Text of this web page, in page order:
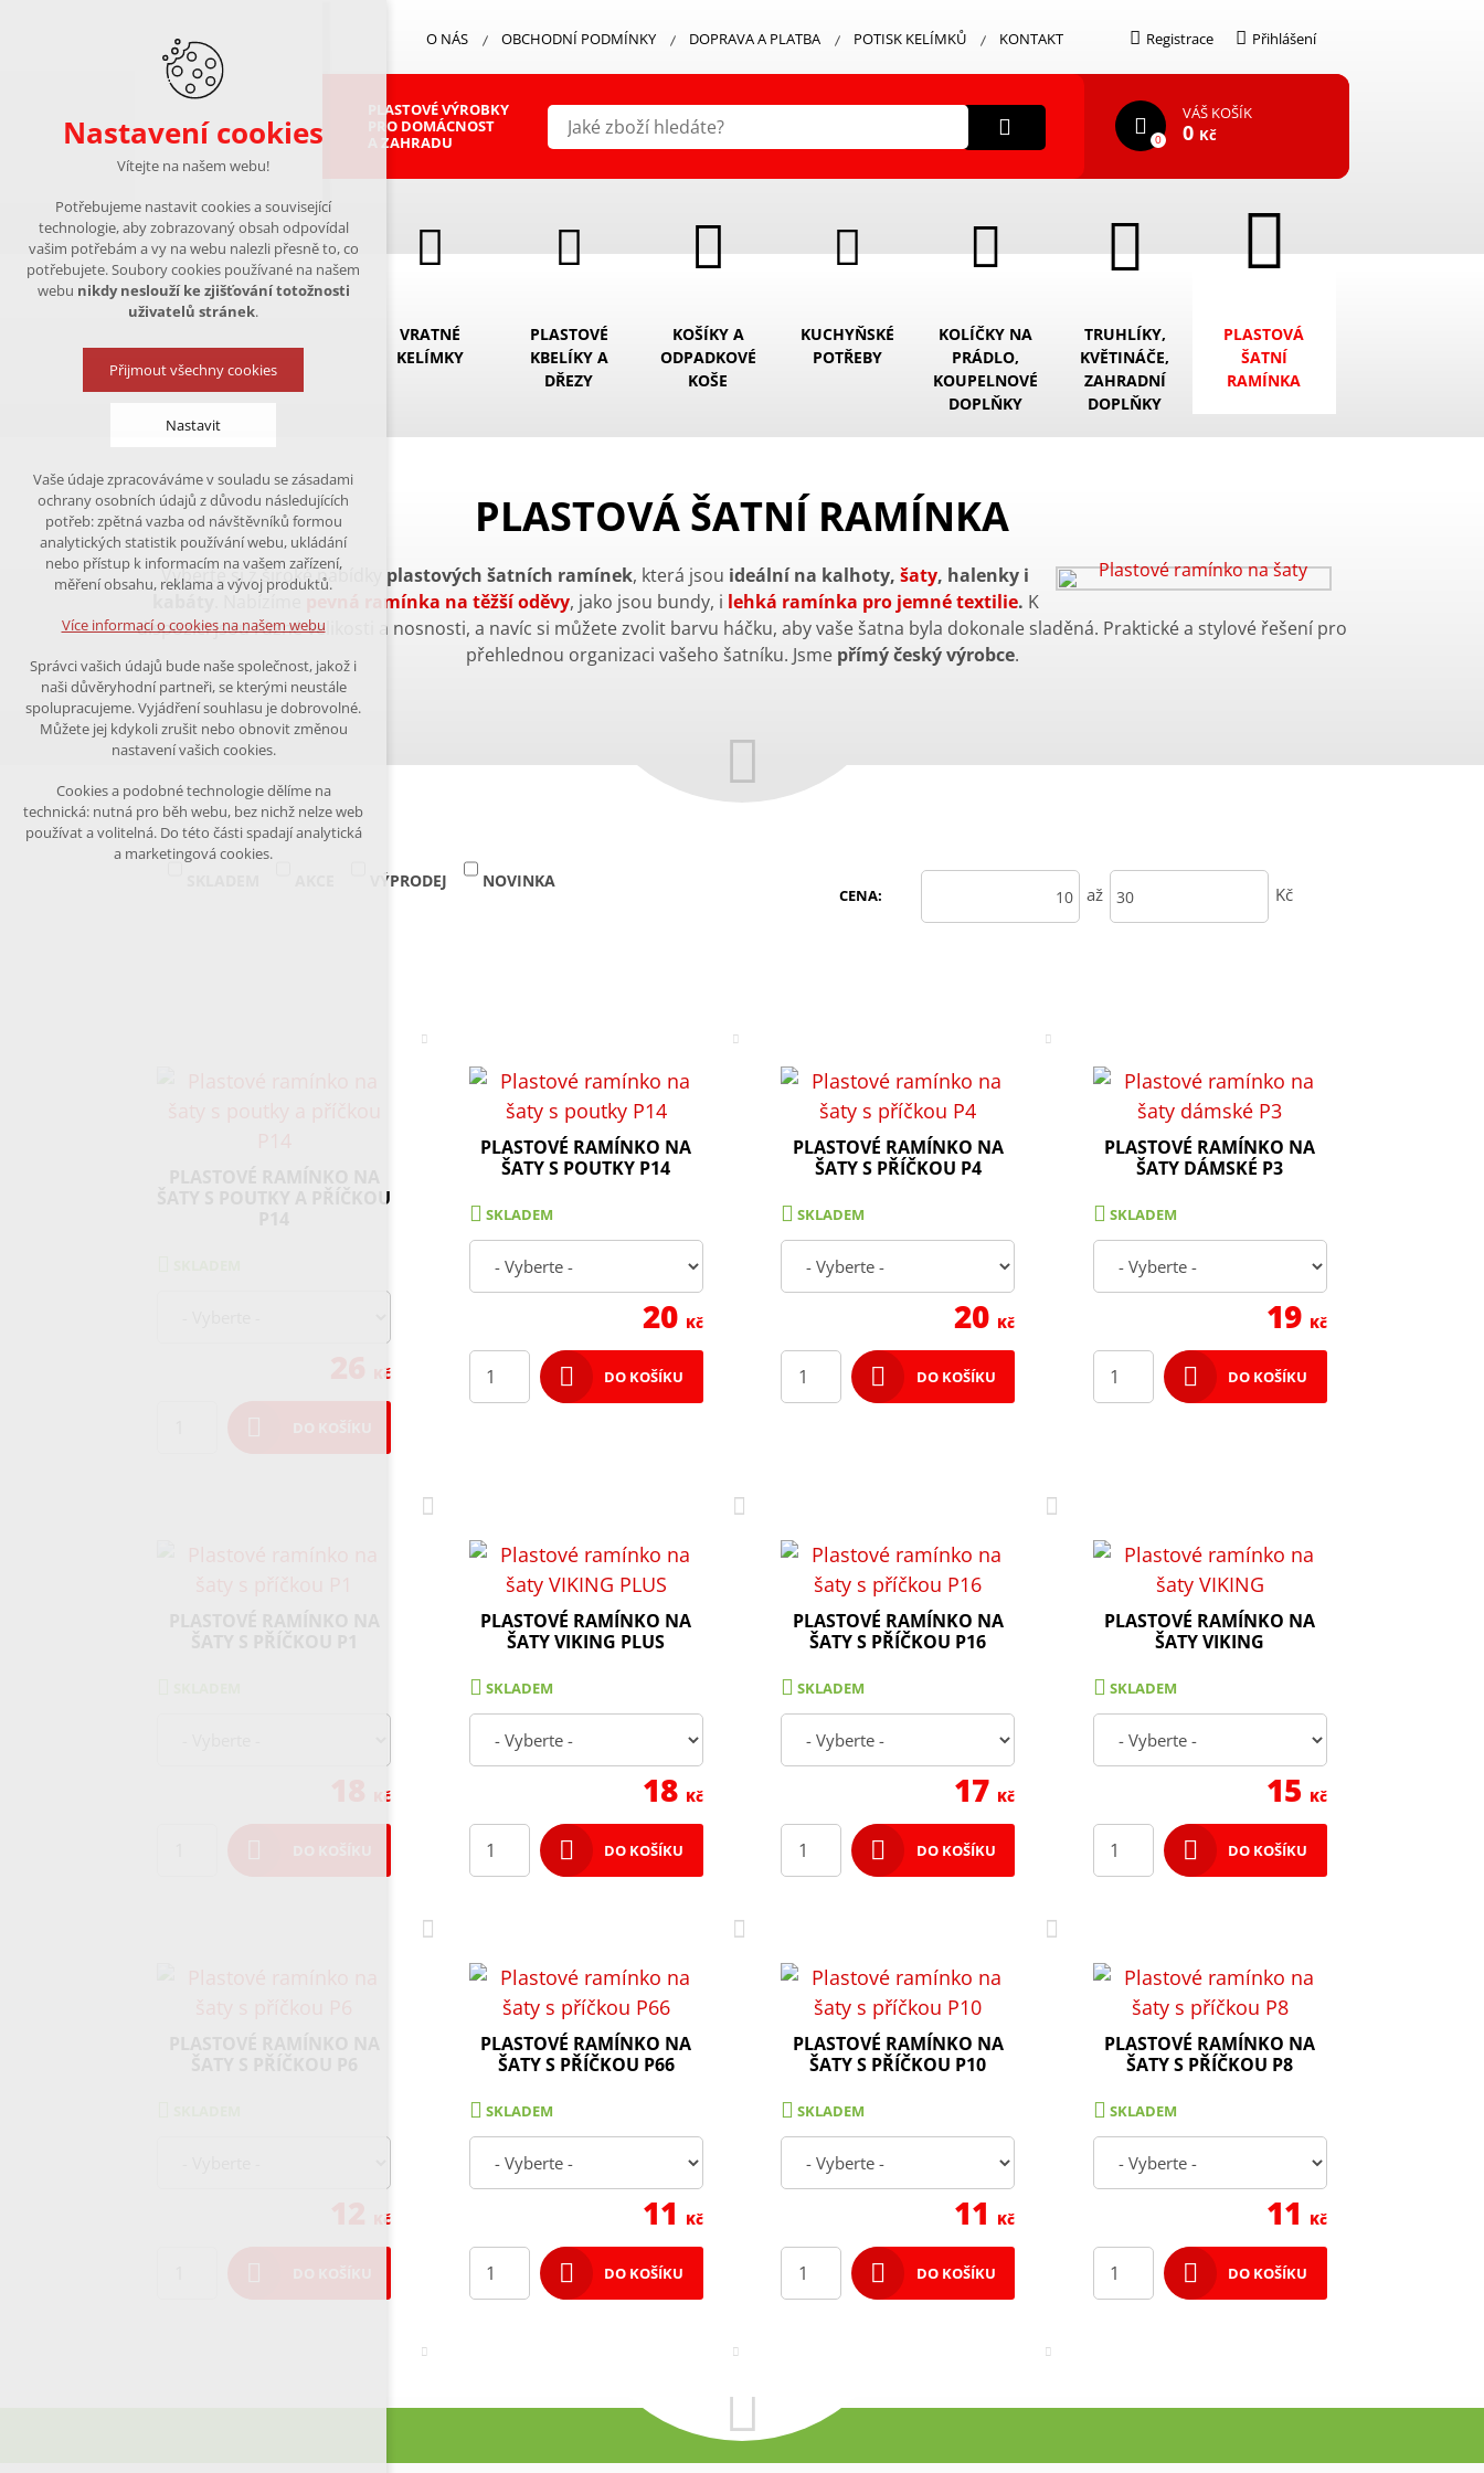
O NÁS OBCHODNÍ PODMÍNKY DOPRAVA A PLATBA POTISK KELÍMKŮ KONTAKT Registrace Přihlášení
PLASTOVÉ VÝROBKY
PRO DOMÁCNOST
A ZAHRADU
0
VÁŠ KOŠÍK
0 Kč
VRATNÉ
KELÍMKY
PLASTOVÉ
KBELÍKY A
DŘEZY
KOŠÍKY A
ODPADKOVÉ
KOŠE
KUCHYŇSKÉ
POTŘEBY
KOLÍČKY NA
PRÁDLO,
KOUPELNOVÉ
DOPLŇKY
TRUHLÍKY,
KVĚTINÁČE,
ZAHRADNÍ
DOPLŇKY
PLASTOVÁ
ŠATNÍ
RAMÍNKA
PLASTOVÁ ŠATNÍ RAMÍNKA
Vyberte si z široké nabídky plastových šatních ramínek, která jsou ideální na kalhoty, šaty, halenky i
pevná ramínka na těžší oděvy, jako jsou bundy, i lehká ramínka pro jemné textilie. K
dispozici jsou různé velikosti a nosnosti, a navíc si můžete zvolit barvu háčku, aby vaše šatna byla dokonale sladěná. Praktické a stylové řešení pro
přehlednou organizaci vašeho šatníku. Jsme přímý český výrobce.
VÝPRODEJ NOVINKA
CENA: až Kč
ŠATY S POUTKY A PŘÍČKOU
Kč
PLASTOVÉ RAMÍNKO NA
ŠATY S POUTKY P14
SKLADEM
20 Kč
DO KOŠÍKU
PLASTOVÉ RAMÍNKO NA
ŠATY S PŘÍČKOU P4
SKLADEM
20 Kč
DO KOŠÍKU
PLASTOVÉ RAMÍNKO NA
ŠATY DÁMSKÉ P3
SKLADEM
19 Kč
DO KOŠÍKU
Kč
PLASTOVÉ RAMÍNKO NA
ŠATY VIKING PLUS
SKLADEM
18 Kč
DO KOŠÍKU
PLASTOVÉ RAMÍNKO NA
ŠATY S PŘÍČKOU P16
SKLADEM
17 Kč
DO KOŠÍKU
PLASTOVÉ RAMÍNKO NA
ŠATY VIKING
SKLADEM
15 Kč
DO KOŠÍKU
Kč
PLASTOVÉ RAMÍNKO NA
ŠATY S PŘÍČKOU P66
SKLADEM
11 Kč
DO KOŠÍKU
PLASTOVÉ RAMÍNKO NA
ŠATY S PŘÍČKOU P10
SKLADEM
11 Kč
DO KOŠÍKU
PLASTOVÉ RAMÍNKO NA
ŠATY S PŘÍČKOU P8
SKLADEM
11 Kč
DO KOŠÍKU
Nastavení cookies
Vítejte na našem webu!
Potřebujeme nastavit cookies a související
technologie, aby zobrazovaný obsah odpovídal
vašim potřebám a vy na webu nalezli přesně to, co
potřebujete. Soubory cookies používané na našem
webu nikdy neslouží ke zjišťování totožnosti
uživatelů stránek.
Přijmout všechny cookies
Nastavit
Technická cookies
nutná pro provozování webu
udržení kontextu stránek (session):
případná přihlášení, volby jazyka,
apod.
analytická pro anonymizované
vyhodnocení návštěvnosti
marketingová cookies (Google)
Více informací o cookies na našem webu
Přijmout všechny cookies
Vaše údaje zpracováváme v souladu se zásadami
ochrany osobních údajů z důvodu následujících
potřeb: zpětná vazba od návštěvníků formou
analytických statistik používání webu, ukládání
nebo přístup k informacím na vašem zařízení,
měření obsahu, reklama a vývoj produktů.
Více informací o cookies na našem webu
Správci vašich údajů bude naše společnost, jakož i
naši důvěryhodní partneři, se kterými neustále
spolupracujeme. Vyjádření souhlasu je dobrovolné.
Můžete jej kdykoli zrušit nebo obnovit změnou
nastavení vašich cookies.
Cookies a podobné technologie dělíme na
technická: nutná pro běh webu, bez nichž nelze web
používat a volitelná. Do této části spadají analytická
a marketingová cookies.